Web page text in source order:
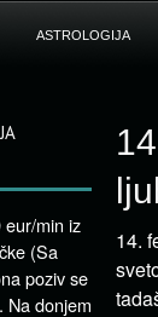
ASTROLOGIJA
14.
min iz
(Sa
poziv se
Na donjem